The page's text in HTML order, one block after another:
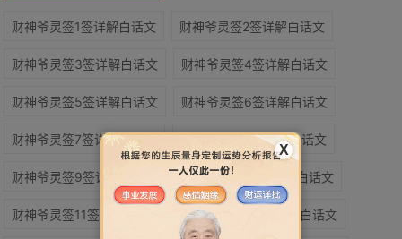
财神爷灵签1签详解白话文 财神爷灵签2签详解白话文
财神爷灵签3签详解白话文 财神爷灵签4签详解白话文
财神爷灵签5签详解白话文 财神爷灵签6签详解白话文
财神爷灵签7签详解白话文 财神爷灵签8签详解白话文
财神爷灵签9签详解白话文 财神爷灵签10签详解白话文
财神爷灵签11签详解白话文 财神爷灵签12签详解白话文
X